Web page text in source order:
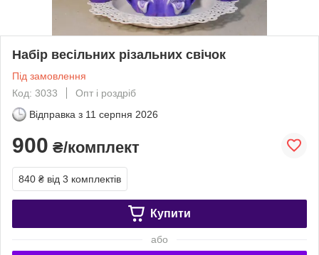
Набір весільних різальних свічок
Під замовлення
Код: 3033
Опт і роздріб
Відправка з 11 серпня 2026
900 ₴/комплект
840 ₴ від 3 комплектів
Купити
або